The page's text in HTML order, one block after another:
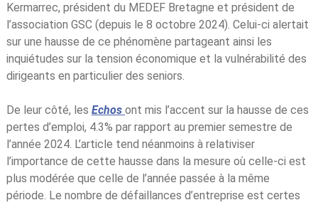
Kermarrec, président du MEDEF Bretagne et président de
l’association GSC (depuis le 8 octobre 2024). Celui-ci alertait
sur une hausse de ce phénomène partageant ainsi les
inquiétudes sur la tension économique et la vulnérabilité des
dirigeants en particulier des seniors.
De leur côté, les Echos ont mis l’accent sur la hausse de ces
pertes d’emploi, 4.3% par rapport au premier semestre de
l’année 2024. L’article tend néanmoins à relativiser
l’importance de cette hausse dans la mesure où celle-ci est
plus modérée que celle de l’année passée à la même
période. Le nombre de défaillances d’entreprise est certes